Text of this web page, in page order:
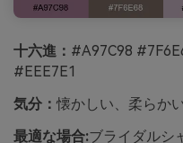
十六進： #A97C98
#EEE7E1
気分： 懐かしい、柔らか
最適な場合:ブライダルシ